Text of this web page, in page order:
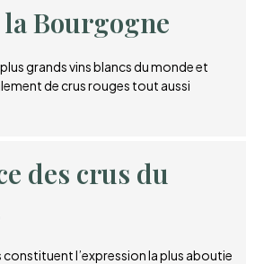
Bourgogne
grands vins blancs du monde et
de crus rouges tout aussi
des crus du
constituent l’expression la plus aboutie